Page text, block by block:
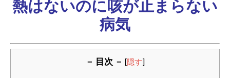
熱はないのに咳が止まらない
病気
－ 目次 － [隠す]